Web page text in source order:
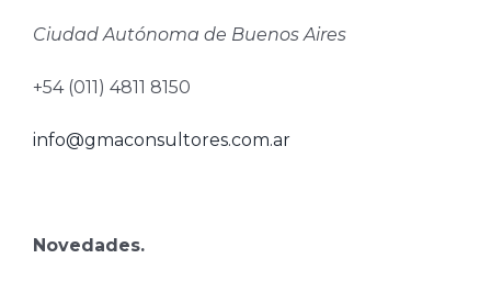
Ciudad Autónoma de Buenos Aires
+54 (011) 4811 8150
info@gmaconsultores.com.ar
Novedades.